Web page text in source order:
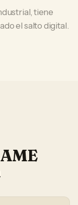
tiene
el salto digital.